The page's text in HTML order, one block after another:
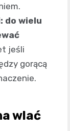
do wielu
jeśli
gorącą
wlać